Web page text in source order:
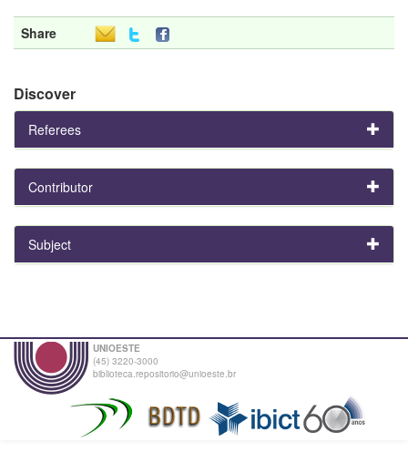
Share
Discover
Referees
Contributor
Subject
UNIOESTE
(45) 3220-3000
biblioteca.repositorio@unioeste.br